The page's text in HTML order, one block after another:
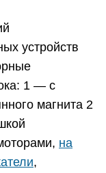
устройств
1 — с
магнита 2
на
,